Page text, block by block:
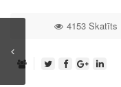
4153 Skatīts